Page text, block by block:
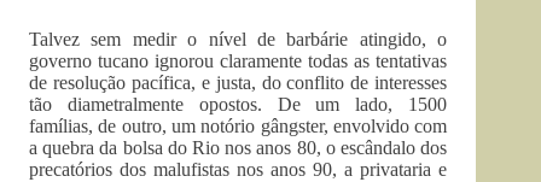
Talvez sem medir o nível de barbárie atingido, o
governo tucano ignorou claramente todas as tentativas
de resolução pacífica, e justa, do conflito de interesses
tão diametralmente opostos. De um lado, 1500
famílias, de outro, um notório gângster, envolvido com
a quebra da bolsa do Rio nos anos 80, o escândalo dos
precatórios dos malufistas nos anos 90, a privataria e